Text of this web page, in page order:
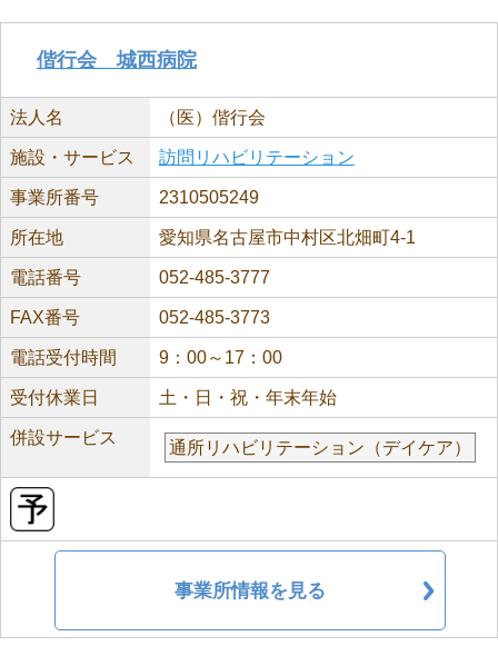
偕行会 城西病院
法人名 （医）偕行会
施設・サービス 訪問リハビリテーション
事業所番号 2310505249
所在地 愛知県名古屋市中村区北畑町4-1
電話番号 052-485-3777
FAX番号 052-485-3773
電話受付時間 9：00～17：00
受付休業日 土・日・祝・年末年始
併設サービス
通所リハビリテーション（デイケア）
事業所情報を見る